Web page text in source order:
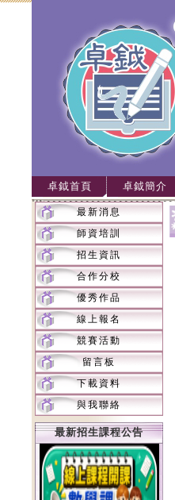
卓鉞首頁 卓鉞簡介
最新消息
師資培訓
招生資訊
合作分校
優秀作品
線上報名
競賽活動
留言板
下載資料
與我聯絡
最新招生課程公告